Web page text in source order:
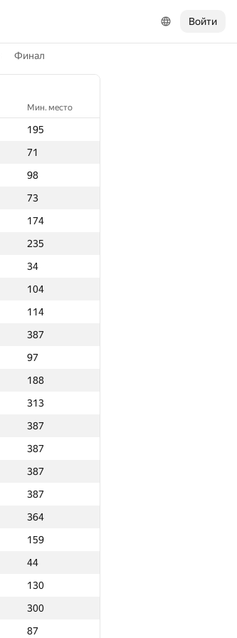
Войти
Финал
Мин. место
195
71
98
73
174
235
34
104
114
387
97
188
313
387
387
387
387
364
159
44
130
300
87
Мин. место